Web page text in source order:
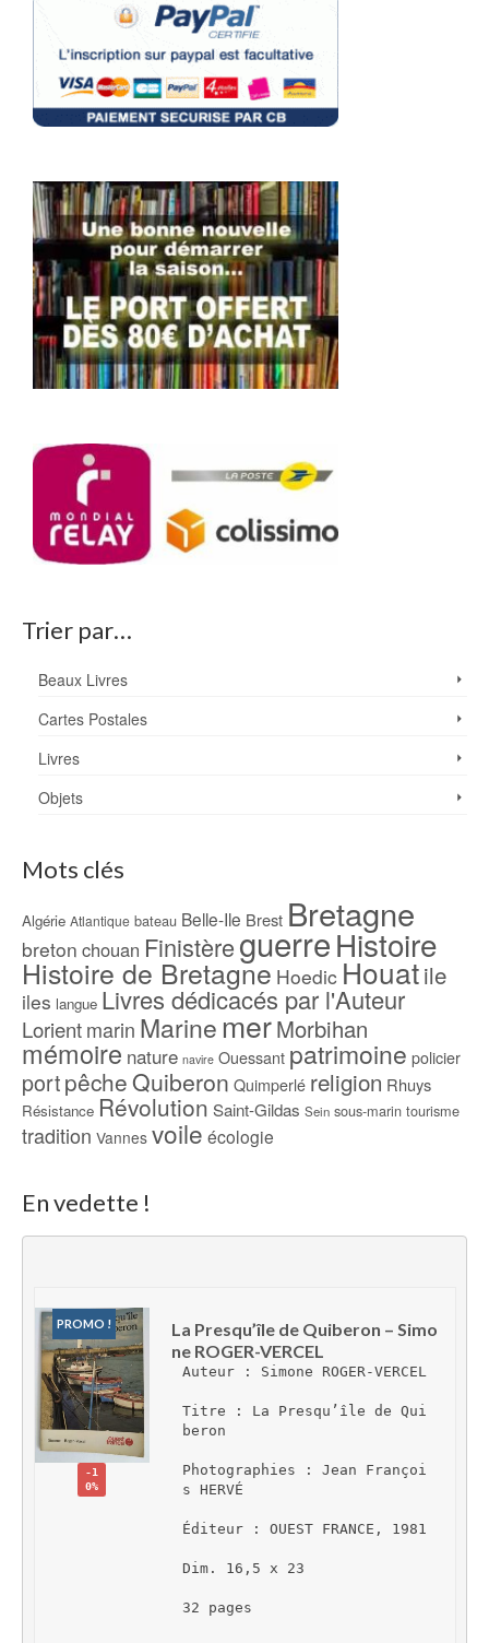
Trier par…
Beaux Livres
Cartes Postales
Livres
Objets
Mots clés
Algérie Atlantique bateau Belle-Ile Brest Bretagne
breton chouan FinistèreguerreHistoire
Histoire de Bretagne Hoedic Houatile
iles langue Livres dédicacés par l'Auteur
Lorientmarin Marine merMorbihan
mémoire nature navire Ouessant patrimoine policier
portpêcheQuiberon Quimperlé religion Rhuys
Résistance Révolution Saint-Gildas Sein sous-marin tourisme
tradition Vannes voile écologie
En vedette !
PROMO !
-1
0%
La Presqu’île de Quiberon – Simo
ne ROGER-VERCEL
Auteur : Simone ROGER-VERCEL
Titre : La Presqu’île de Qui
beron
Photographies : Jean Françoi
s HERVÉ
Éditeur : OUEST FRANCE, 1981
Dim. 16,5 x 23
32 pages